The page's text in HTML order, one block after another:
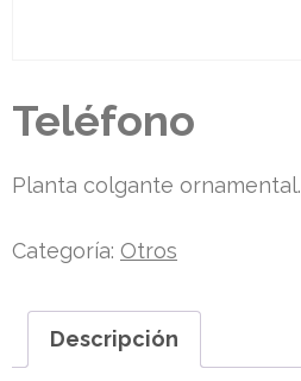
Teléfono
Planta colgante ornamental.
Categoría: Otros
Descripción